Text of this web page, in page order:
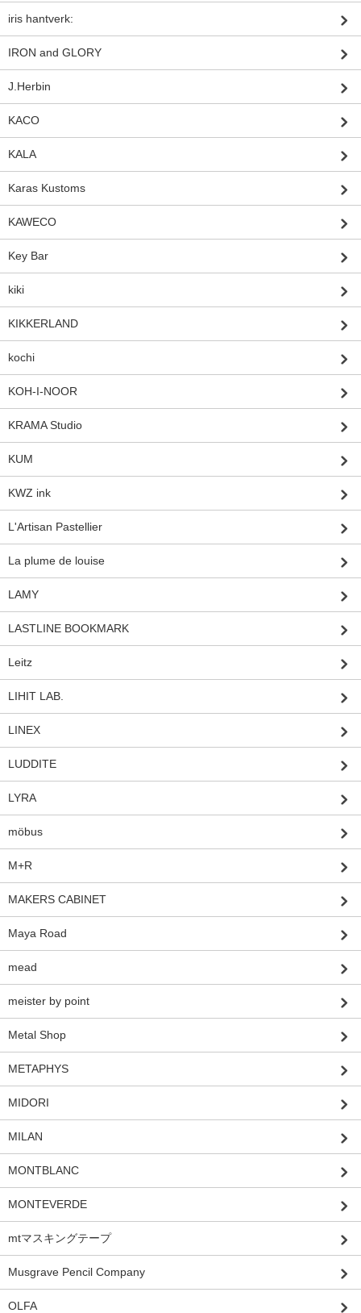
iris hantverk:
IRON and GLORY
J.Herbin
KACO
KALA
Karas Kustoms
KAWECO
Key Bar
kiki
KIKKERLAND
kochi
KOH-I-NOOR
KRAMA Studio
KUM
KWZ ink
L'Artisan Pastellier
La plume de louise
LAMY
LASTLINE BOOKMARK
Leitz
LIHIT LAB.
LINEX
LUDDITE
LYRA
möbus
M+R
MAKERS CABINET
Maya Road
mead
meister by point
Metal Shop
METAPHYS
MIDORI
MILAN
MONTBLANC
MONTEVERDE
mtマスキングテープ
Musgrave Pencil Company
OLFA